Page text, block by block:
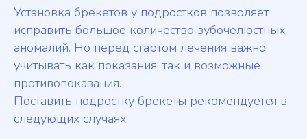
Установка брекетов у подростков позволяет
исправить большое количество зубочелюстных
аномалий. Но перед стартом лечения важно
учитывать как показания, так и возможные
противопоказания.
Поставить подростку брекеты рекомендуется в
следующих случаях: